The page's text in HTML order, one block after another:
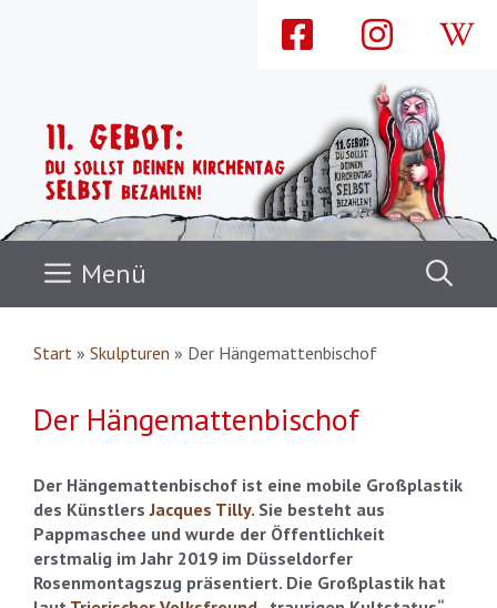
Menü
Start » Skulpturen » Der Hängemattenbischof
Der Hängemattenbischof
Der Hängemattenbischof ist eine mobile Großplastik
des KünstlersJacques Tilly. Sie besteht aus
Pappmaschee und wurde der Öffentlichkeit
erstmalig im Jahr 2019 im Düsseldorfer
Rosenmontagszug präsentiert. Die Großplastik hat